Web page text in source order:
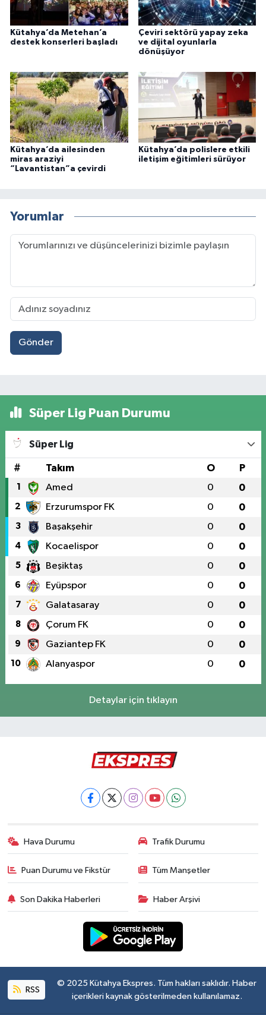
Kütahya’da Metehan’a
destek konserleri başladı
Çeviri sektörü yapay zeka
ve dijital oyunlarla
dönüşüyor
Kütahya’da ailesinden
miras araziyi
“Lavantistan”a çevirdi
Kütahya’da polislere etkili
iletişim eğitimleri sürüyor
Yorumlar
Gönder
Süper Lig Puan Durumu
Süper Lig
# Takım O P
1 Amed 0 0
2 Erzurumspor FK 0 0
3 Başakşehir 0 0
4 Kocaelispor 0 0
5 Beşiktaş 0 0
6 Eyüpspor 0 0
7 Galatasaray 0 0
8 Çorum FK 0 0
9 Gaziantep FK 0 0
10 Alanyaspor 0 0
Detaylar için tıklayın
Hava Durumu Trafik Durumu
Puan Durumu ve Fikstür Tüm Manşetler
Son Dakika Haberleri Haber Arşivi
RSS
© 2025 Kütahya Ekspres. Tüm hakları saklıdır. Haber
içerikleri kaynak gösterilmeden kullanılamaz.